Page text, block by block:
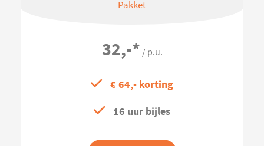
Pakket
32,-* / p.u.
€ 64,- korting
16 uur bijles